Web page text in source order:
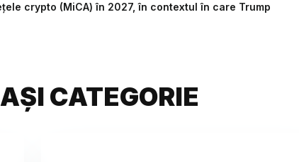
crypto (MiCA) în 2027, în contextul în care Trump
CATEGORIE